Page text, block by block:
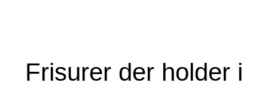
Frisurer der holder i